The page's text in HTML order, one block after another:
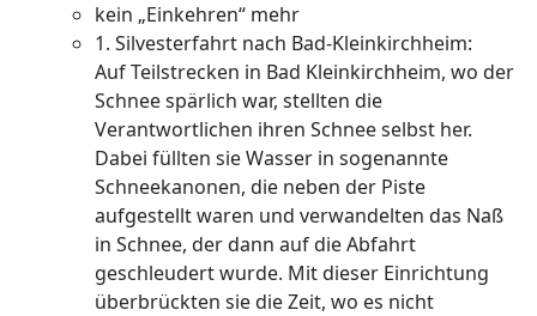
kein „Einkehren“ mehr
1. Silvesterfahrt nach Bad-Kleinkirchheim:
Auf Teilstrecken in Bad Kleinkirchheim, wo der
Schnee spärlich war, stellten die
Verantwortlichen ihren Schnee selbst her.
Dabei füllten sie Wasser in sogenannte
Schneekanonen, die neben der Piste
aufgestellt waren und verwandelten das Naß
in Schnee, der dann auf die Abfahrt
geschleudert wurde. Mit dieser Einrichtung
überbrückten sie die Zeit, wo es nicht